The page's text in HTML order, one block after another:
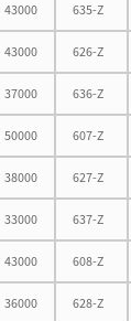
43000 635-Z
43000 626-Z
37000 636-Z
50000 607-Z
38000 627-Z
33000 637-Z
43000 608-Z
36000 628-Z